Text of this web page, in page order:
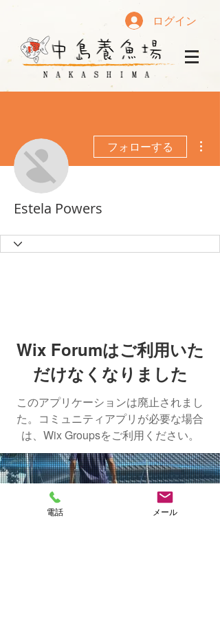
ログイン
フォローする
Estela Powers
Wix Forumはご利用いた
だけなくなりました
このアプリケーションは廃止されまし
た。コミュニティアプリが必要な場合
は、Wix Groupsをご利用ください。
NAKASHIMA
電話 メール